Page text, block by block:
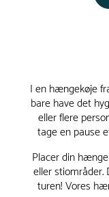
I en hængekøje
bare have det
eller flere
tage en pause
Placer din
eller
turen! Vores